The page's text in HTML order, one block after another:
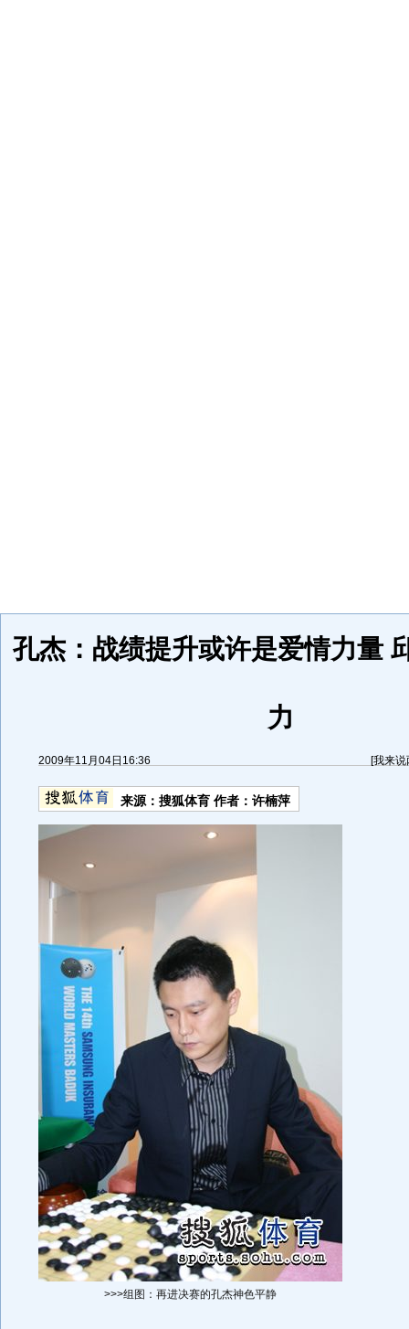
孔杰：战绩提升或许是爱情力量
力
2009年11月04日16:36 [我来说
来源： 搜狐体育作者：许楠萍
>>>组图：再进决赛的孔杰神色平静